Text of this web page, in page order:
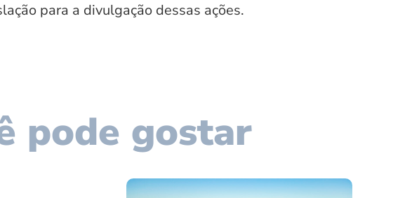
para a divulgação dessas ações.
pode gostar